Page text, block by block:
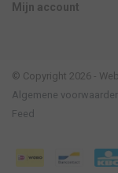
Mijn account
© Copyright 2026 -
Algemene
Feed